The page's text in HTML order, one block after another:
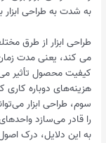
به شدت به طراحی ابزار
طراحی ابزار از طرق
می کند، یعنی مدت زمان
کیفیت محصول تأثیر
هزینه‌های دوباره
سوم، طراحی ابزار
را قادر می‌سازد
به این دلایل، درک